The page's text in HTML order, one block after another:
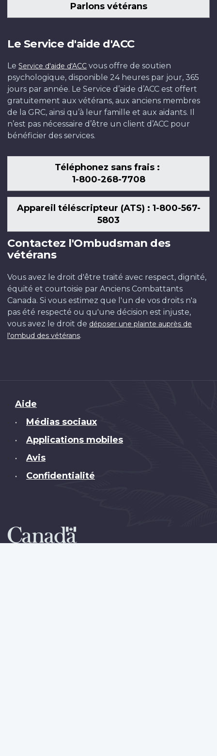
Parlons vétérans
Le Service d'aide d'ACC
Le Service d'aide d'ACC vous offre de soutien
psychologique, disponible 24 heures par jour, 365
jours par année. Le Service d’aide d’ACC est offert
gratuitement aux vétérans, aux anciens membres
de la GRC, ainsi qu’à leur famille et aux aidants. Il
n’est pas nécessaire d’être un client d’ACC pour
bénéficier des services.
Téléphonez sans frais :
1-800-268-7708
Appareil téléscripteur (ATS) : 1-800-567-
5803
Contactez l'Ombudsman des
vétérans
Vous avez le droit d'être traité avec respect, dignité,
équité et courtoisie par Anciens Combattants
Canada. Si vous estimez que l'un de vos droits n'a
pas été respecté ou qu'une décision est injuste,
vous avez le droit de déposer une plainte auprès de
l'ombud des vétérans.
Brand
Aide
• Médias sociaux
• Applications mobiles
• Avis
• Confidentialité